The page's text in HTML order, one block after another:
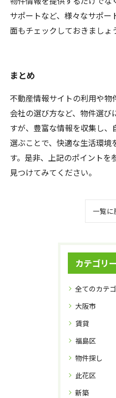
サポートなど、様々なサポ
面もチェックしておきましょ
まとめ
不動産情報サイトの利用や
会社の選び方など、物件選び
すが、豊富な情報を収集し
選ぶことで、快適な生活環境
す。是非、上記のポイントを
見つけてみてください。
一覧に
カテゴリー
全てのカテ
大阪市
賃貸
福島区
物件探し
此花区
新築